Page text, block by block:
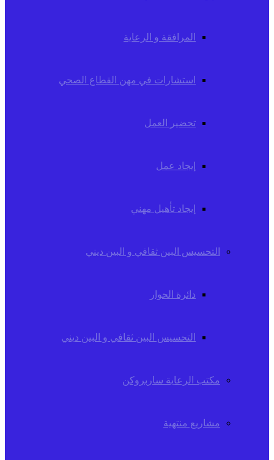
المرافقة و الرعاية
استشارات في مهن القطاع الصحي
تحضير العمل
إيجاد عمل
إيجاد تأهيل مهني
التحسيس البين ثقافي و البين ديني
دائرة الحوار
التحسيس البين ثقافي و البين ديني
مكتب الرعاية ساربروكن
مشاريع منتهية